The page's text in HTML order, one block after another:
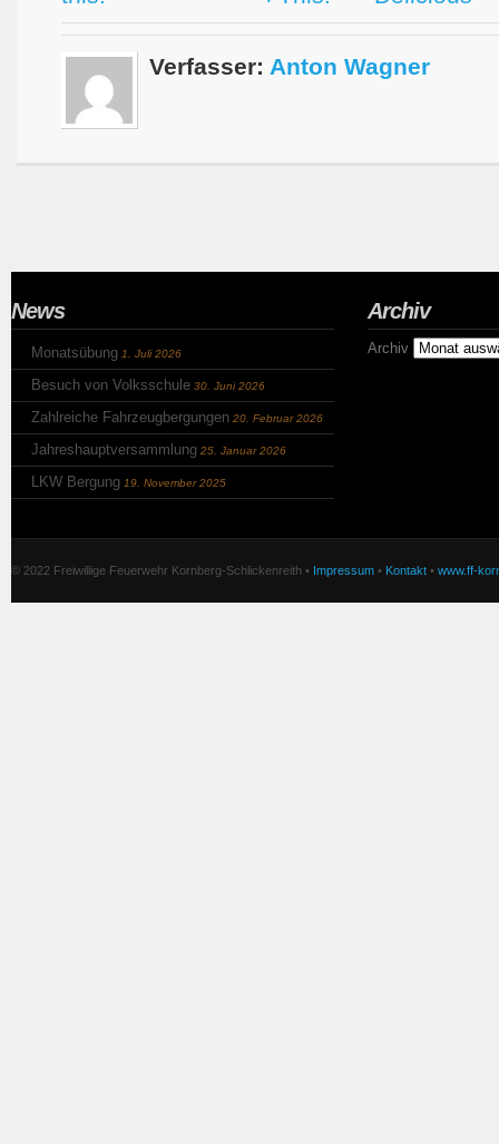
Verfasser: Anton Wagner
News
Monatsübung 1. Juli 2026
Besuch von Volksschule 30. Juni 2026
Zahlreiche Fahrzeugbergungen 20. Februar 2026
Jahreshauptversammlung 25. Januar 2026
LKW Bergung 19. November 2025
Archiv
Archiv
© 2022 Freiwillige Feuerwehr Kornberg-Schlickenreith • Impressum • Kontakt • www.ff-